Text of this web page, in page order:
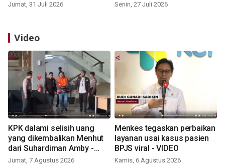
Jumat, 31 Juli 2026 Senin, 27 Juli 2026
Video
KPK dalami selisih uang
yang dikembalikan Menhut
dari Suhardiman Amby -
VIDEO
Jumat, 7 Agustus 2026
Menkes tegaskan perbaikan
layanan usai kasus pasien
BPJS viral - VIDEO
Kamis, 6 Agustus 2026